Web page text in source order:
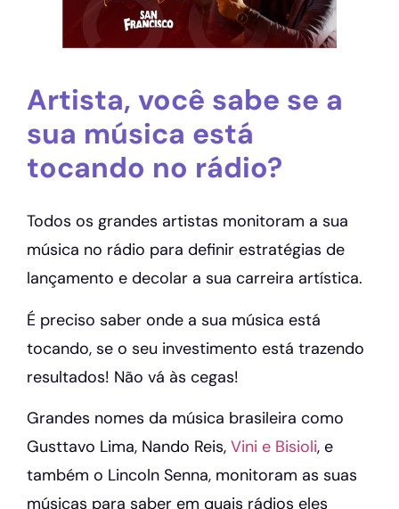
Artista, você sabe se a
sua música está
tocando no rádio?
Todos os grandes artistas monitoram a sua
música no rádio para definir estratégias de
lançamento e decolar a sua carreira artística.
É preciso saber onde a sua música está
tocando, se o seu investimento está trazendo
resultados! Não vá às cegas!
Grandes nomes da música brasileira como
Gusttavo Lima, Nando Reis, Vini e Bisioli, e
também o Lincoln Senna, monitoram as suas
músicas para saber em quais rádios eles